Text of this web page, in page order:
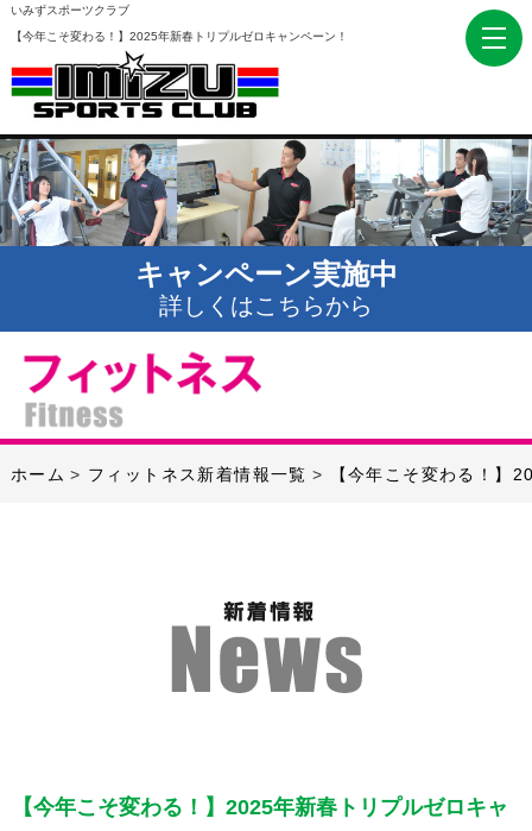
いみずスポーツクラブ
【今年こそ変わる！】2025年新春トリプルゼロキャンペーン！
キャンペーン実施中
詳しくはこちらから
ホーム フィットネス新着情報一覧 【今年こそ変わる！】
【今年こそ変わる！】2025年新春トリプルゼロキャ